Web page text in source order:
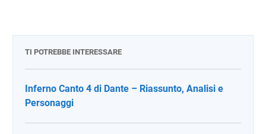
TI POTREBBE INTERESSARE
Inferno Canto 4 di Dante – Riassunto, Analisi e
Personaggi